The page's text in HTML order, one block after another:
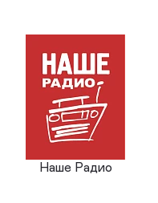
Наше Радио